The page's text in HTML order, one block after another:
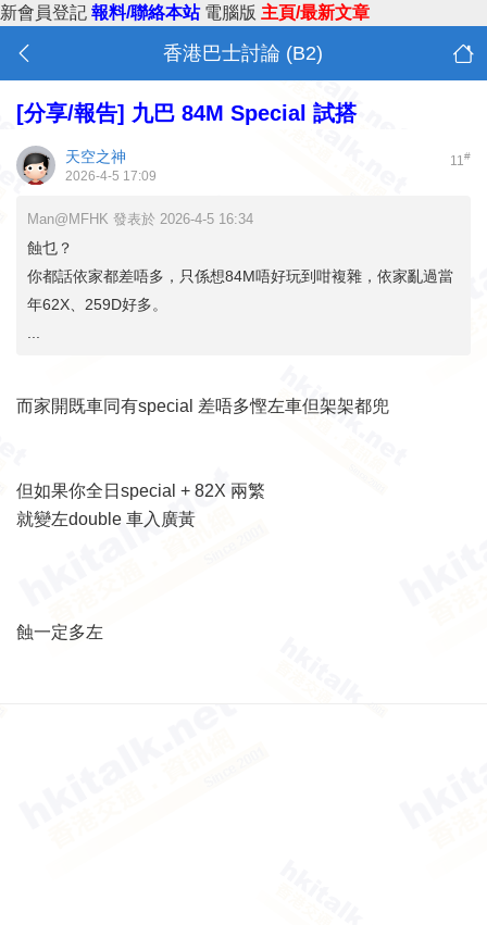
新會員登記 報料/聯絡本站 電腦版 主頁/最新文章
香港巴士討論 (B2)
[分享/報告] 九巴 84M Special 試搭
11#
天空之神
2026-4-5 17:09
Man@MFHK 發表於 2026-4-5 16:34
蝕乜？
你都話依家都差唔多，只係想84M唔好玩到咁複雜，依家亂過當
年62X、259D好多。
而家開既車同有special 差唔多慳左車但架架都兜
但如果你全日special + 82X 兩繁
就變左double 車入廣黃
蝕一定多左